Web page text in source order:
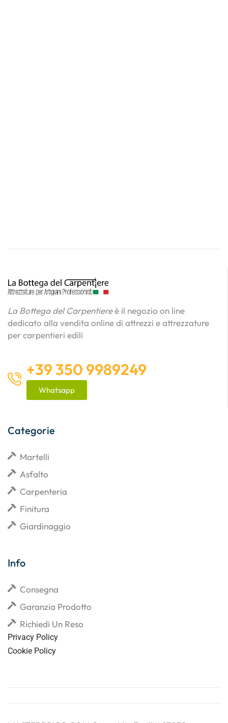
La Bottega del Carpentiereè il negozio on line
dedicato alla vendita online di attrezzi e attrezzature
per carpentieri edili
+39 350 9989249
Whatsapp
Categorie
Martelli
Asfalto
Carpenteria
Finitura
Giardinaggio
Info
Consegna
Garanzia Prodotto
Richiedi Un Reso
Privacy Policy
Cookie Policy